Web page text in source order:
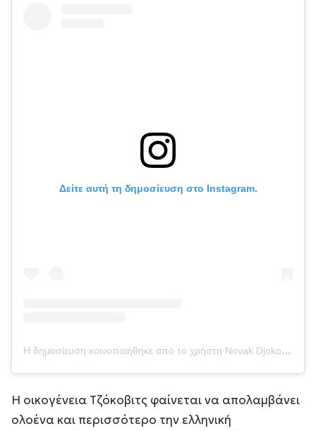
Δείτε αυτή τη δημοσίευση στο Instagram.
Η δημοσίευση κοινοποιήθηκε από το χρήστη Novak Djokovic (@djokernole)
Η οικογένεια Τζόκοβιτς φαίνεται να απολαμβάνει
ολοένα και περισσότερο την ελληνική